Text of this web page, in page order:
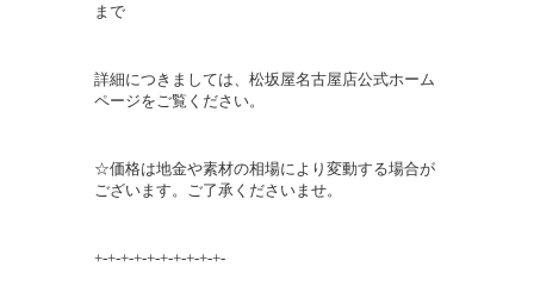
まで
詳細につきましては、 松坂屋名古屋店公式ホーム
ページをご覧ください。
☆価格は地金や素材の相場により変動する場合が
ございます。ご了承くださいませ。
+-+-+-+-+-+-+-+-+-+-